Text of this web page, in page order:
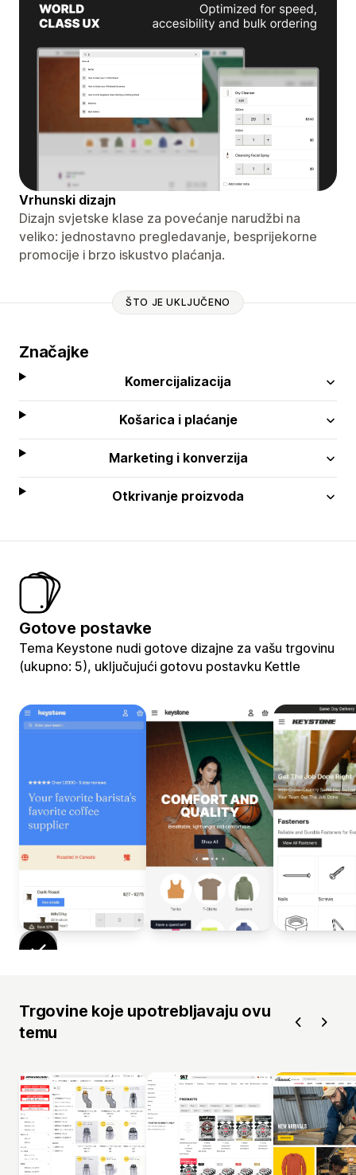
Vrhunski dizajn
Dizajn svjetske klase za povećanje narudžbi na
veliko: jednostavno pregledavanje, besprijekorne
promocije i brzo iskustvo plaćanja.
ŠTO JE UKLJUČENO
Značajke
Komercijalizacija
Košarica i plaćanje
Marketing i konverzija
Otkrivanje proizvoda
Gotove postavke
Tema Keystone nudi gotove dizajne za vašu trgovinu
(ukupno: 5), uključujući gotovu postavku Kettle
Trgovine koje upotrebljavaju ovu
temu